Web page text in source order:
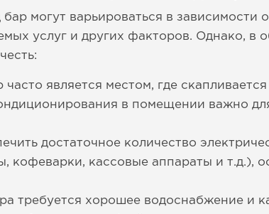
могут варьироваться в зависимости
услуг и других факторов. Однако, в
является местом, где
в помещении важно
достаточное количество
кофеварки, кассовые аппараты и т.д.),
требуется хорошее водоснабжение и